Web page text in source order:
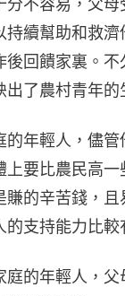
持續幫助和救濟
後回饋家裏。不
了農村青年的
的年輕人，儘
上要比農民高一
賺的辛苦錢，
支持能力比較
庭的年輕人，父